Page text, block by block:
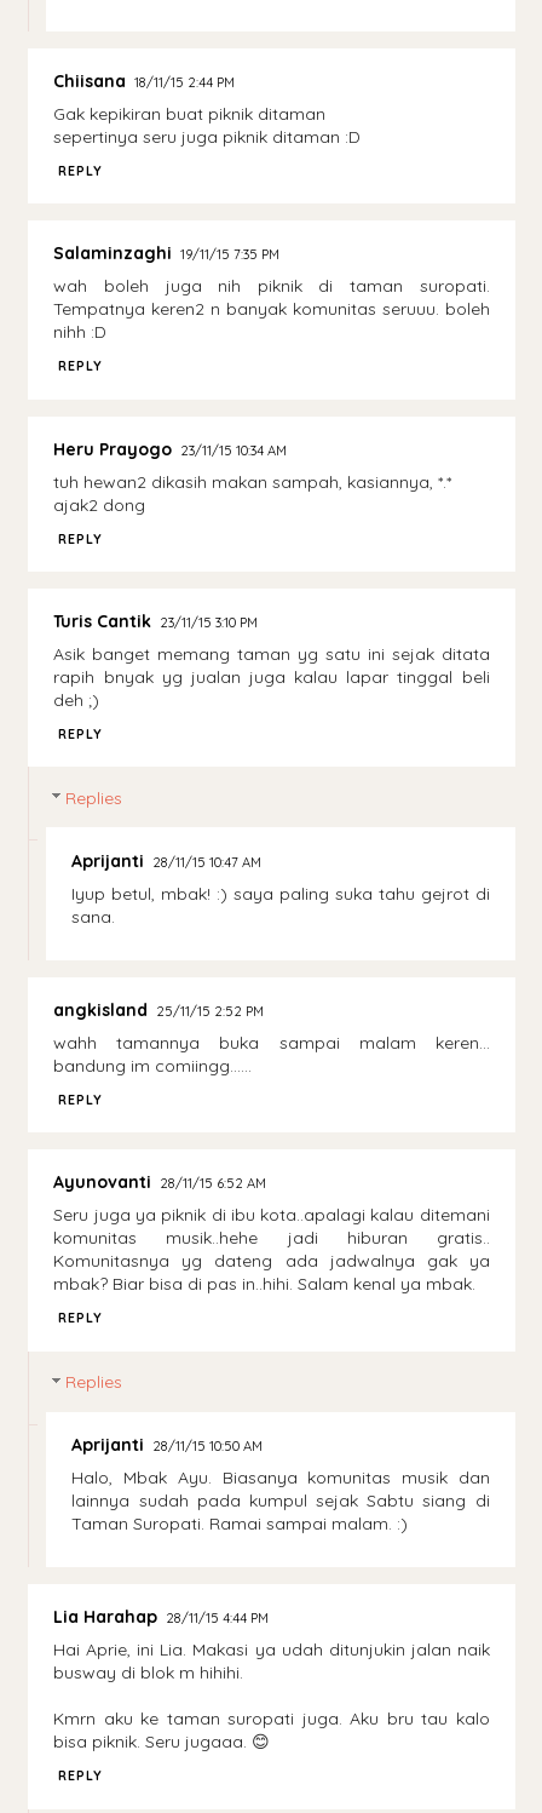
Chiisana 18/11/15 2:44 PM
Gak kepikiran buat piknik ditaman
sepertinya seru juga piknik ditaman :D
REPLY
Salaminzaghi 19/11/15 7:35 PM
wah boleh juga nih piknik di taman suropati.
Tempatnya keren2 n banyak komunitas seruuu. boleh
nihh :D
REPLY
Heru Prayogo 23/11/15 10:34 AM
tuh hewan2 dikasih makan sampah, kasiannya, *.*
ajak2 dong
REPLY
Turis Cantik 23/11/15 3:10 PM
Asik banget memang taman yg satu ini sejak ditata
rapih bnyak yg jualan juga kalau lapar tinggal beli
deh ;)
REPLY
Replies
Aprijanti 28/11/15 10:47 AM
Iyup betul, mbak! :) saya paling suka tahu gejrot di
sana.
angkisland 25/11/15 2:52 PM
wahh tamannya buka sampai malam keren...
bandung im comiingg......
REPLY
Ayunovanti 28/11/15 6:52 AM
Seru juga ya piknik di ibu kota..apalagi kalau ditemani
komunitas musik..hehe jadi hiburan gratis..
Komunitasnya yg dateng ada jadwalnya gak ya
mbak? Biar bisa di pas in..hihi. Salam kenal ya mbak.
REPLY
Replies
Aprijanti 28/11/15 10:50 AM
Halo, Mbak Ayu. Biasanya komunitas musik dan
lainnya sudah pada kumpul sejak Sabtu siang di
Taman Suropati. Ramai sampai malam. :)
Lia Harahap 28/11/15 4:44 PM
Hai Aprie, ini Lia. Makasi ya udah ditunjukin jalan naik
busway di blok m hihihi.
Kmrn aku ke taman suropati juga. Aku bru tau kalo
bisa piknik. Seru jugaaa. 😊
REPLY